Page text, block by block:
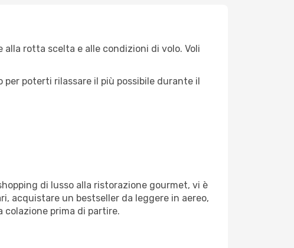
rotta scelta e alle condizioni di volo. Voli
poterti rilassare il più possibile durante il
di lusso alla ristorazione gourmet, vi è
acquistare un bestseller da leggere in aereo,
prima di partire.